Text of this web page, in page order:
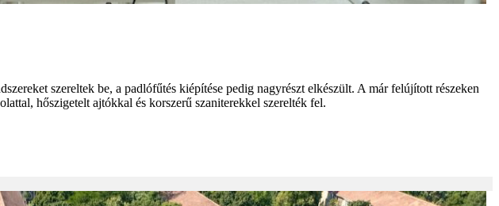
szereltek be, a padlófűtés kiépítése pedig nagyrészt elkészült. A már felújított részeken
hőszigetelt ajtókkal és korszerű szaniterekkel szerelték fel.